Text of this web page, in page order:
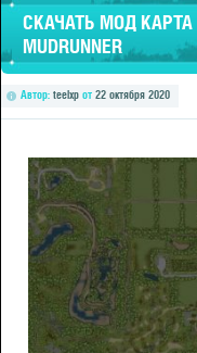
СКАЧАТЬ МОД КАРТА
MUDRUNNER
Автор: teelxp от 22 октября 2020